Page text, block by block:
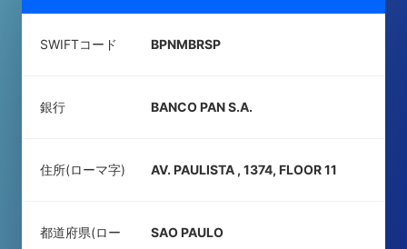
SWIFTコード BPNMBRSP
銀行 BANCO PAN S.A.
住所(ローマ字) AV. PAULISTA , 1374, FLOOR 11
都道府県(ロー
SAO PAULO